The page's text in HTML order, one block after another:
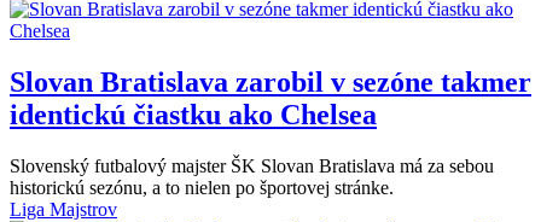
Slovan Bratislava zarobil v sezóne takmer
identickú čiastku ako Chelsea
Slovenský futbalový majster ŠK Slovan Bratislava má za sebou
historickú sezónu, a to nielen po športovej stránke.
Liga Majstrov